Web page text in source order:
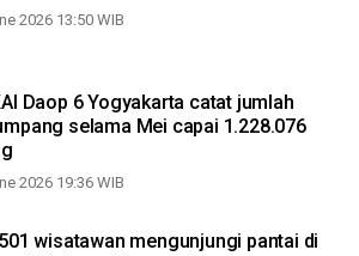
2026 13:50 WIB
Daop 6 Yogyakarta catat jumlah
selama Mei capai 1.228.076
2026 19:36 WIB
wisatawan mengunjungi pantai di